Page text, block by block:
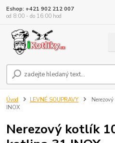
Eshop: +421 902 212 007
od 8:00 - do 16:00 hod
Úvod LEVNÉ SOUPRAVY
INOX
Nerezový kotlík